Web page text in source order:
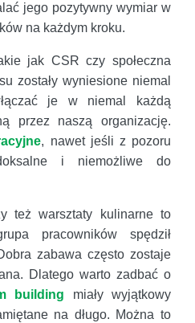
jego pozytywny wymiar w
na każdym kroku.
jak CSR czy społeczna
zostały wyniesione niemal
je w niemal każdą
przez naszą organizację.
, nawet jeśli z pozoru
i niemożliwe do
też warsztaty kulinarne to
pracowników spędził
zabawa często zostaje
Dlatego warto zadbać o
building miały wyjątkowy
na długo. Można to